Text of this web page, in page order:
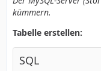
kümmern.
Tabelle erstellen:
SQL